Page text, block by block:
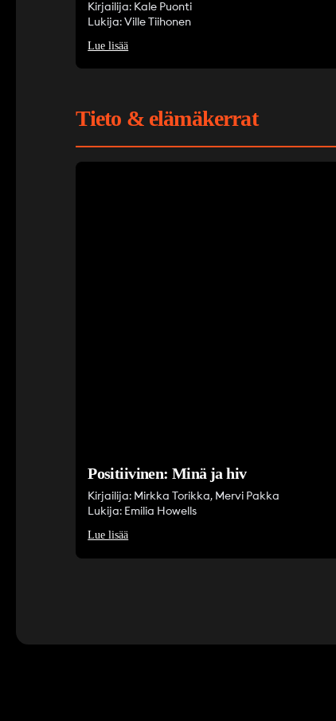
Kirjailija: Kale Puonti
Lukija: Ville Tiihonen
Lue lisää
Tieto & elämäkerrat
Positiivinen: Minä ja hiv
Kirjailija: Mirkka Torikka, Mervi Pakka
Lukija: Emilia Howells
Lue lisää